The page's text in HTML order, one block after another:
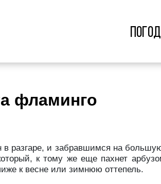
фламинго
разгаре, и забравшимся на
к тому же еще пахнет
к весне или зимнюю оттепель.